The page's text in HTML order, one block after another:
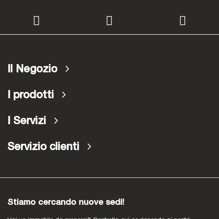
Il Negozio
I prodotti
I Servizi
Servizio clienti
Stiamo cercando nuove sedi!